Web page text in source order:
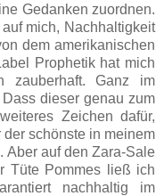
Gedanken zuordnen.
mich, Nachhaltigkeit
dem amerikanischen
Prophetikhat mich
zauberhaft. Ganz im
dieser genau zum
Zeichen dafür,
schönste in meinem
Aber auf den Zara-Sale
Tüte Pommes ließ ich
nachhaltig im